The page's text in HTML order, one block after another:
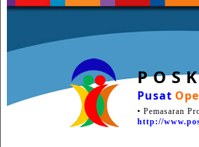
P O S
Pusat
• Pemasaran
http://